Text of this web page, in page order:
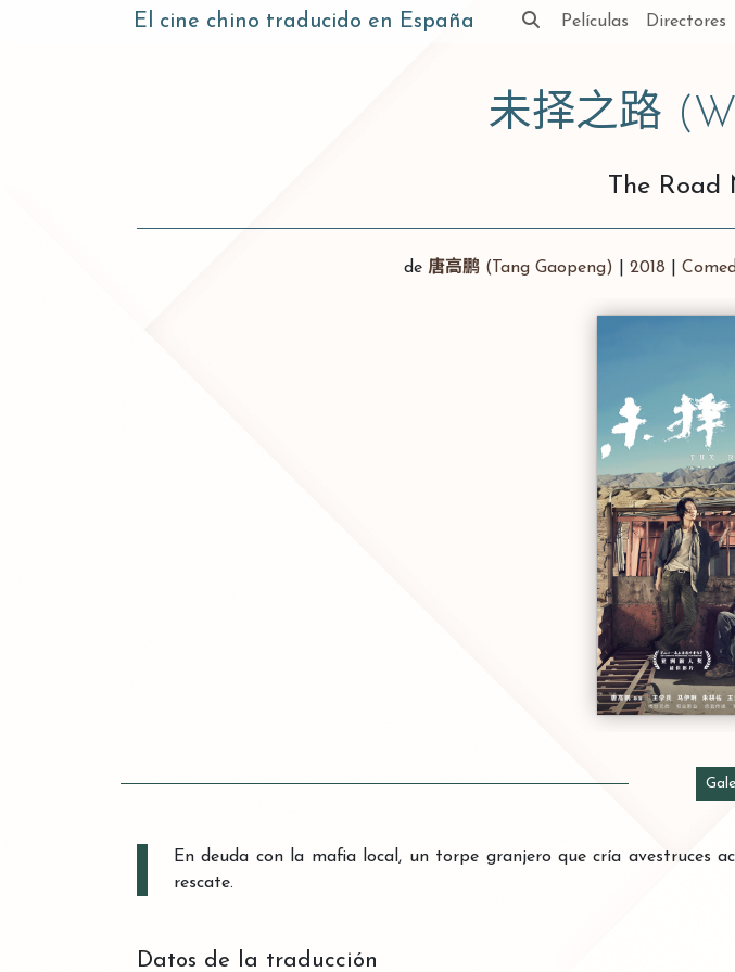
El cine chino traducido en España Películas Directores
未择之路
The Road
de 唐高鹏 (Tang Gaopeng) 2018
En deuda con la mafia local, un torpe granjero que cría avestruces
rescate.
Datos de la traducción